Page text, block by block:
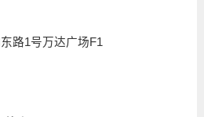
路1号万达广场F1